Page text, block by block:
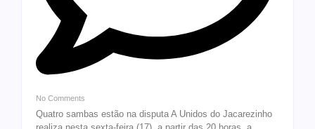
No Comments
Quatro sambas estão na disputa A Unidos do Jacarezinho